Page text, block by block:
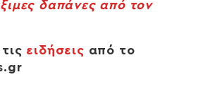
δαπάνες από τον
ειδήσεις από το